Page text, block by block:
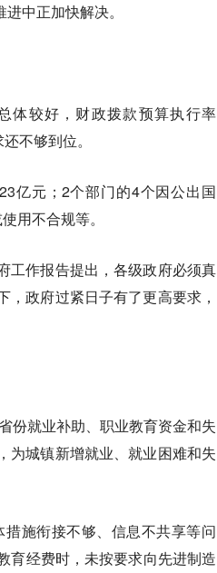
中正加快解决。
体较好，财政拨款预算执行率
不够到位。
亿元；2个部门的4个因公出国
用不合规等。
工作报告提出，各级政府必须真
政府过紧日子有了更高要求，
份就业补助、职业教育资金和失
为城镇新增就业、就业困难和失
施衔接不够、信息不共享等问
育经费时，未按要求向先进制造